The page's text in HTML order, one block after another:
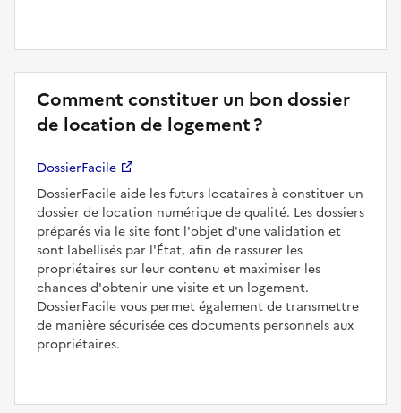
Comment constituer un bon dossier
de location de logement ?
DossierFacile
DossierFacile aide les futurs locataires à constituer un
dossier de location numérique de qualité. Les dossiers
préparés via le site font l'objet d'une validation et
sont labellisés par l'État, afin de rassurer les
propriétaires sur leur contenu et maximiser les
chances d'obtenir une visite et un logement.
DossierFacile vous permet également de transmettre
de manière sécurisée ces documents personnels aux
propriétaires.